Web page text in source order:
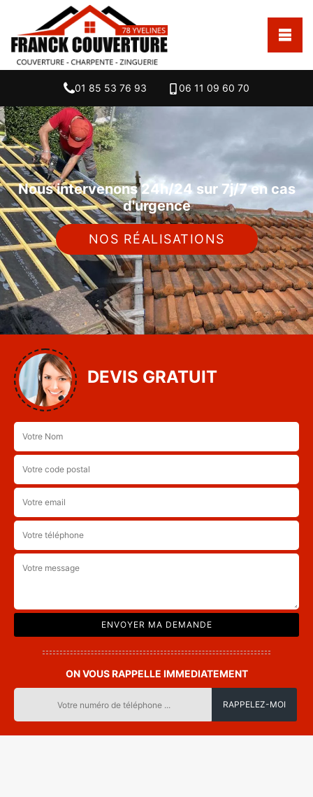
01 85 53 76 93 06 11 09 60 70
Nous intervenons 24h/24 sur 7j/7 en cas
d'urgence
NOS RÉALISATIONS
DEVIS GRATUIT
ON VOUS RAPPELLE IMMEDIATEMENT